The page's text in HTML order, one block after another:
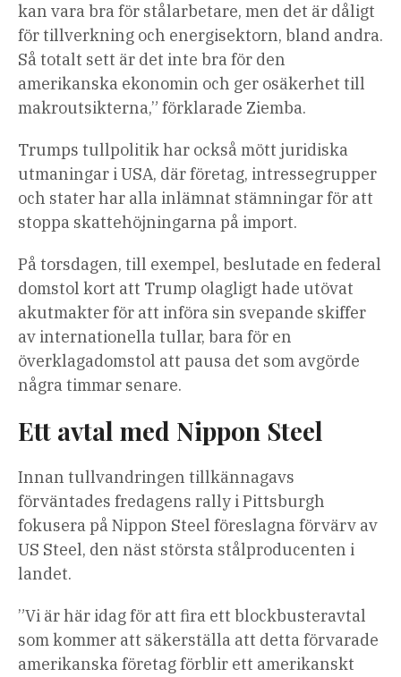
kan vara bra för stålarbetare, men det är dåligt
för tillverkning och energisektorn, bland andra.
Så totalt sett är det inte bra för den
amerikanska ekonomin och ger osäkerhet till
makroutsikterna,” förklarade Ziemba.
Trumps tullpolitik har också mött juridiska
utmaningar i USA, där företag, intressegrupper
och stater har alla inlämnat stämningar för att
stoppa skattehöjningarna på import.
På torsdagen, till exempel, beslutade en federal
domstol kort att Trump olagligt hade utövat
akutmakter för att införa sin svepande skiffer
av internationella tullar, bara för en
överklagadomstol att pausa det som avgörde
några timmar senare.
Ett avtal med Nippon Steel
Innan tullvandringen tillkännagavs
förväntades fredagens rally i Pittsburgh
fokusera på Nippon Steel föreslagna förvärv av
US Steel, den näst största stålproducenten i
landet.
”Vi är här idag för att fira ett blockbusteravtal
som kommer att säkerställa att detta förvarade
amerikanska företag förblir ett amerikanskt